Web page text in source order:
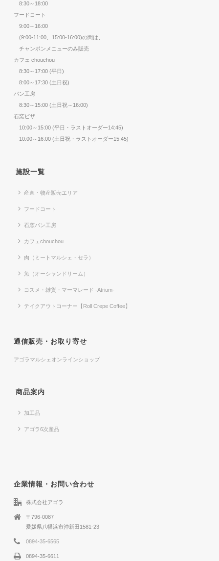
8:30～18:00
フードコート
9:00～16:00
(9:00-11:00、15:00-16:00)の間は、
チャンポンメニューのみ販売
カフェ chouchou
8:30～17:00 (平日)
8:00～17:30 (土日祝)
パン工房
8:30～15:00 (土日祝～16:00)
石窯ピザ
10:00～15:00 (平日・ラストオーダー14:45)
10:00～16:00 (土日祝・ラストオーダー15:45)
施設一覧
産直・物産販売エリア
フードコート
石窯パン工房
カフェchouchou
肉（ミートマルシェ・セラ）
魚（オーシャンドリーム）
コスメ・雑貨・マーマレード -Atrium-
テイクアウトコーナー【Roll Crepe Coffee】
通信販売・お取り寄せ
アゴラマルシェオンラインショップ
商品案内
加工品
アゴラ6次産品
企業情報・お問い合わせ
株式会社アゴラ
〒796-0087
愛媛県八幡浜市沖新田1581-23
0894-35-6565
0894-35-6611